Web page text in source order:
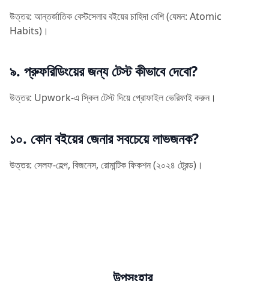
উত্তর: আন্তর্জাতিক বেস্টসেলার বইয়ের চাহিদা বেশি (যেমন: Atomic
Habits)।
৯. প্রুফরিডিংয়ের জন্য টেস্ট কীভাবে দেবো?
উত্তর: Upwork-এ স্কিল টেস্ট দিয়ে প্রোফাইল ভেরিফাই করুন।
১০. কোন বইয়ের জেনার সবচেয়ে লাভজনক?
উত্তর: সেলফ-হেল্প, বিজনেস, রোমান্টিক ফিকশন (২০২৪ ট্রেন্ড)।